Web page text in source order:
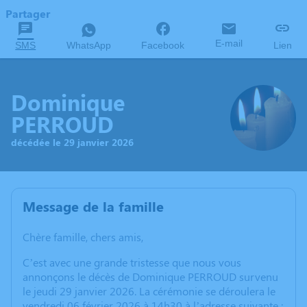
Partager
SMS WhatsApp Facebook E-mail Lien
Dominique
PERROUD
décédée le 29 janvier 2026
Message de la famille
Chère famille, chers amis,
C’est avec une grande tristesse que nous vous
annonçons le décès de Dominique PERROUD survenu
le jeudi 29 janvier 2026. La cérémonie se déroulera le